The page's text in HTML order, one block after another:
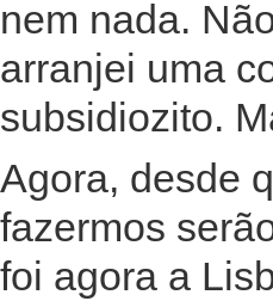
nem nada.
arranjei uma
subsidiozito.
Agora, desde
fazermos
foi agora a